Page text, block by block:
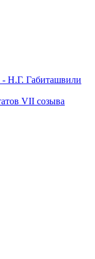
- Н.Г. Габиташвили
VII созыва